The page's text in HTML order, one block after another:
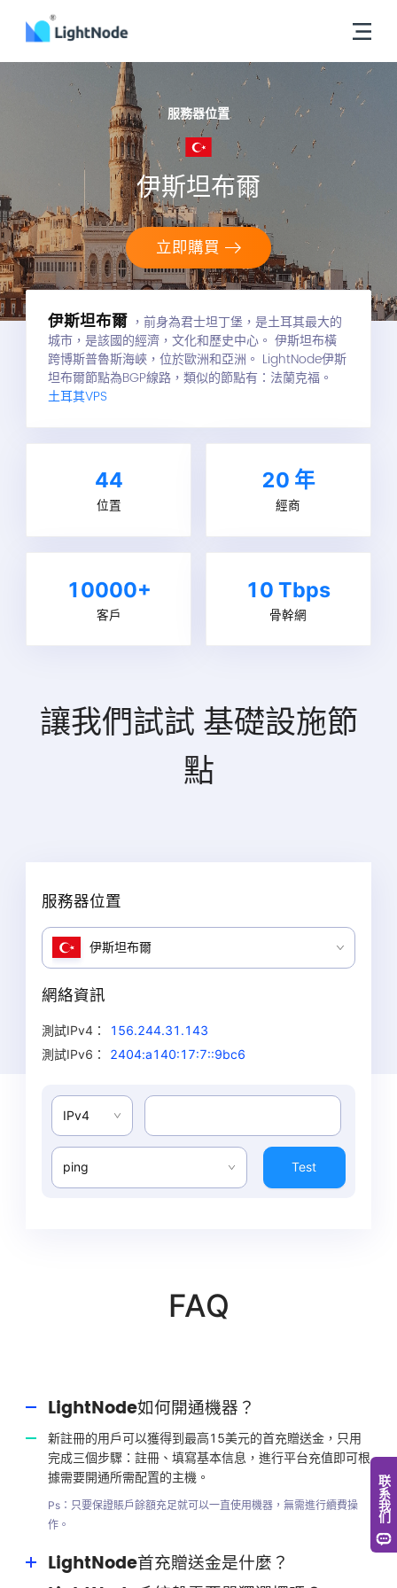
服務器位置
伊斯坦布爾
立即購買
伊斯坦布爾 ，前身為君士坦丁堡，是土耳其最大的
城市，是該國的經濟，文化和歷史中心。 伊斯坦布橫
跨博斯普魯斯海峽，位於歐洲和亞洲。 LightNode伊斯
坦布爾節點為BGP線路，類似的節點有：法蘭克福。
土耳其VPS
44
位置
20 年
經商
10000+
客戶
10 Tbps
骨幹網
讓我們試試 基礎設施節
點
服務器位置
伊斯坦布爾
網絡資訊
測試IPv4：
156.244.31.143
測試IPv6 ： 2404:a140:17:7::9bc6
IPv4
ping Test
FAQ
LightNode如何開通機器？
新註冊的用戶可以獲得到最高15美元的首充贈送金，只用
完成三個步驟：註冊、填寫基本信息，進行平台充值即可根
據需要開通所需配置的主機。
Ps：只要保證賬戶餘額充足就可以一直使用機器，無需進行續費操
作。
LightNode首充贈送金是什麼？